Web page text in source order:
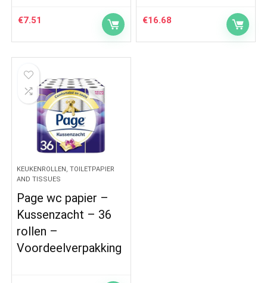
€7.51 €16.68
KEUKENROLLEN, TOILETPAPIER
AND TISSUES
Page wc papier –
Kussenzacht – 36
rollen –
Voordeelverpakking